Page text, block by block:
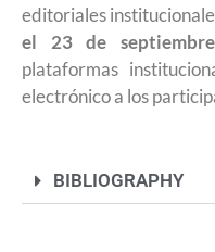
editoriales
el 23 de
plataformas
electrónico a los
BIBLIOGRAPHY